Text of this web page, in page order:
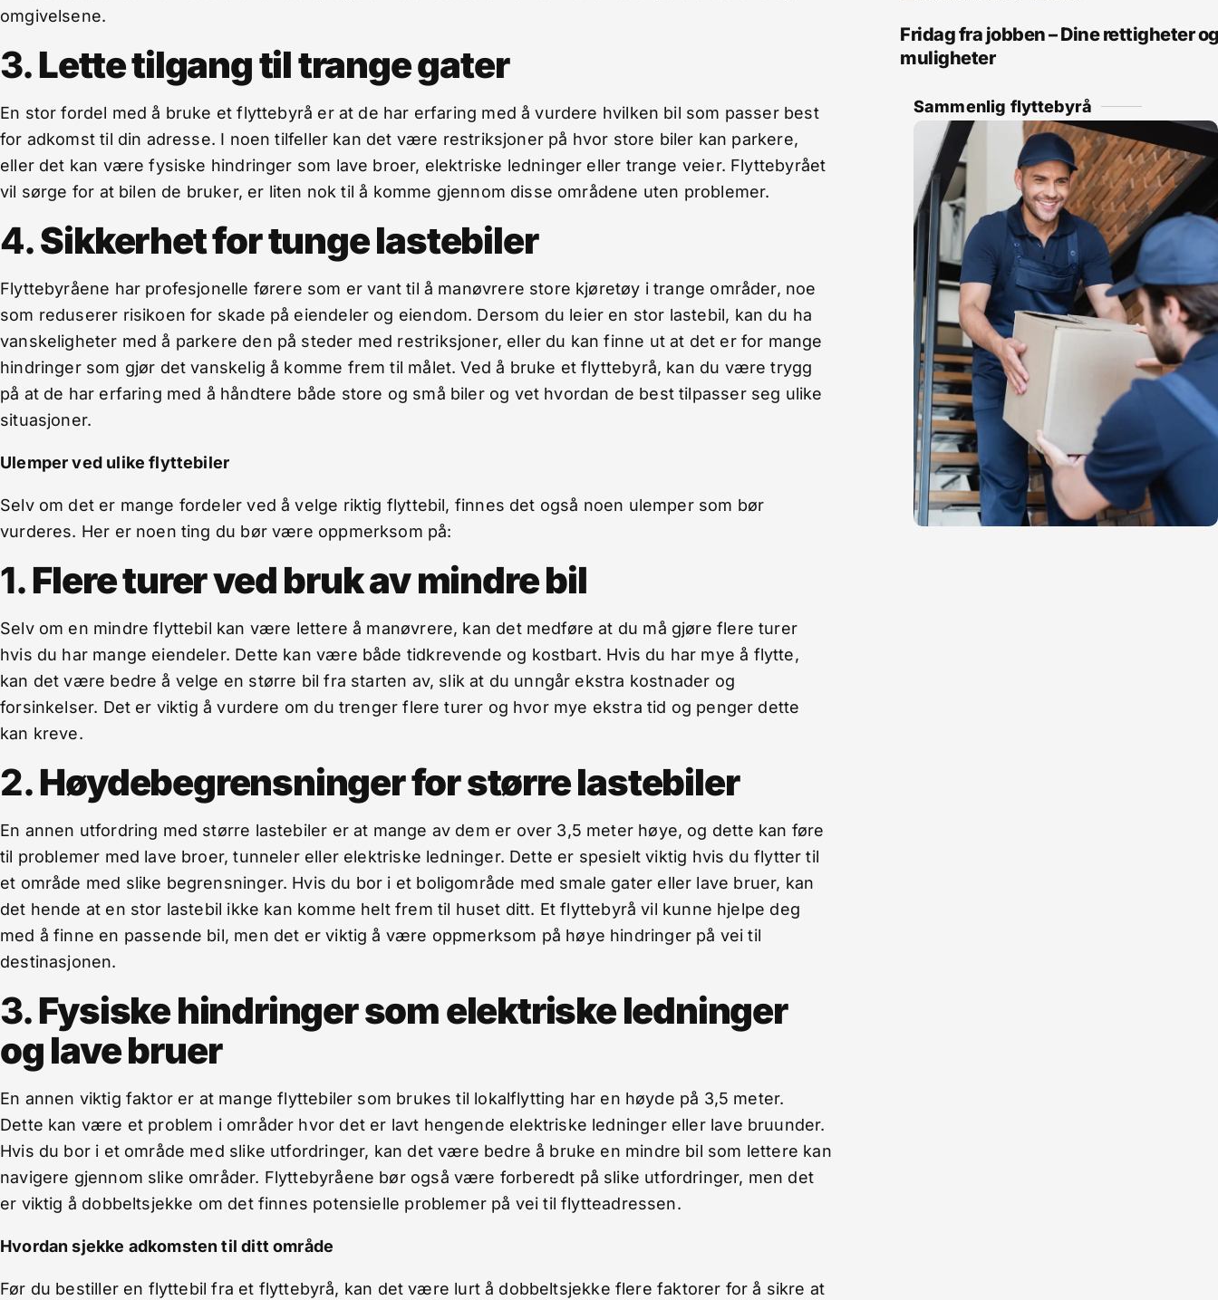
omgivelsene.
3.Lette tilgang til trange gater
En stor fordel med å bruke et flyttebyrå er at de har erfaring med å vurdere hvilken bil som passer best
for adkomst til din adresse. I noen tilfeller kan det være restriksjoner på hvor store biler kan parkere,
eller det kan være fysiske hindringer som lave broer, elektriske ledninger eller trange veier. Flyttebyrået
vil sørge for at bilen de bruker, er liten nok til å komme gjennom disse områdene uten problemer.
4.Sikkerhet for tunge lastebiler
Flyttebyråene har profesjonelle førere som er vant til å manøvrere store kjøretøy i trange områder, noe
som reduserer risikoen for skade på eiendeler og eiendom. Dersom du leier en stor lastebil, kan du ha
vanskeligheter med å parkere den på steder med restriksjoner, eller du kan finne ut at det er for mange
hindringer som gjør det vanskelig å komme frem til målet. Ved å bruke et flyttebyrå, kan du være trygg
på at de har erfaring med å håndtere både store og små biler og vet hvordan de best tilpasser seg ulike
situasjoner.
Ulemper ved ulike flyttebiler
Selv om det er mange fordeler ved å velge riktig flyttebil, finnes det også noen ulemper som bør
vurderes. Her er noen ting du bør være oppmerksom på:
1.Flere turer ved bruk av mindre bil
Selv om en mindre flyttebil kan være lettere å manøvrere, kan det medføre at du må gjøre flere turer
hvis du har mange eiendeler. Dette kan være både tidkrevende og kostbart. Hvis du har mye å flytte,
kan det være bedre å velge en større bil fra starten av, slik at du unngår ekstra kostnader og
forsinkelser. Det er viktig å vurdere om du trenger flere turer og hvor mye ekstra tid og penger dette
kan kreve.
2.Høydebegrensninger for større lastebiler
En annen utfordring med større lastebiler er at mange av dem er over 3,5 meter høye, og dette kan føre
til problemer med lave broer, tunneler eller elektriske ledninger. Dette er spesielt viktig hvis du flytter til
et område med slike begrensninger. Hvis du bor i et boligområde med smale gater eller lave bruer, kan
det hende at en stor lastebil ikke kan komme helt frem til huset ditt. Et flyttebyrå vil kunne hjelpe deg
med å finne en passende bil, men det er viktig å være oppmerksom på høye hindringer på vei til
destinasjonen.
3.Fysiske hindringer som elektriske ledninger
og lave bruer
En annen viktig faktor er at mange flyttebiler som brukes til lokalflytting har en høyde på 3,5 meter.
Dette kan være et problem i områder hvor det er lavt hengende elektriske ledninger eller lave bruunder.
Hvis du bor i et område med slike utfordringer, kan det være bedre å bruke en mindre bil som lettere kan
navigere gjennom slike områder. Flyttebyråene bør også være forberedt på slike utfordringer, men det
er viktig å dobbeltsjekke om det finnes potensielle problemer på vei til flytteadressen.
Hvordan sjekke adkomsten til ditt område
Før du bestiller en flyttebil fra et flyttebyrå, kan det være lurt å dobbeltsjekke flere faktorer for å sikre at
Fridag fra jobben – Dine rettigheter
muligheter
Sammenlig flyttebyrå